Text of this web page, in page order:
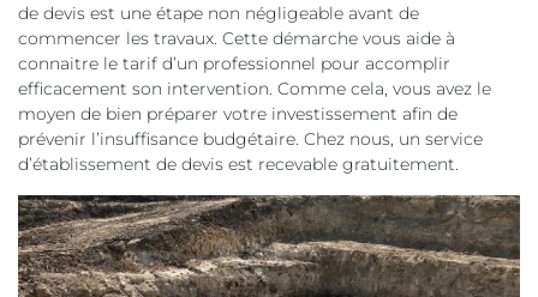
de devis est une étape non négligeable avant de
commencer les travaux. Cette démarche vous aide à
connaitre le tarif d’un professionnel pour accomplir
efficacement son intervention. Comme cela, vous avez le
moyen de bien préparer votre investissement afin de
prévenir l’insuffisance budgétaire. Chez nous, un service
d’établissement de devis est recevable gratuitement.